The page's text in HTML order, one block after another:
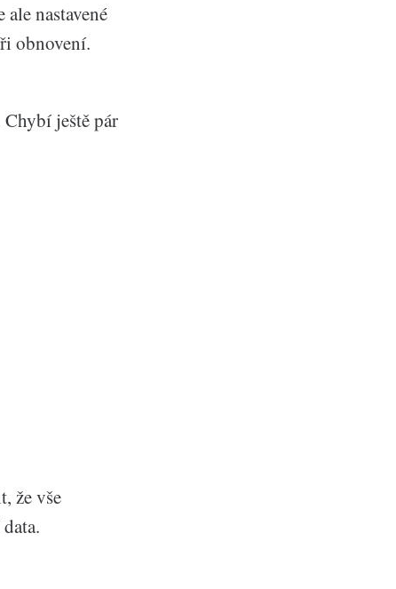
nastavené
obnovení.
Chybí ještě pár
že vše